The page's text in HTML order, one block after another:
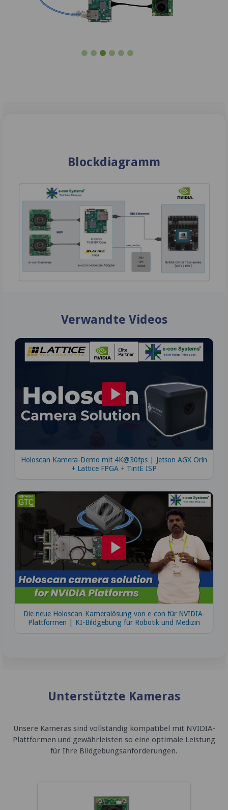
Blockdiagramm
Verwandte Videos
Holoscan Kamera-Demo mit 4K@30fps | Jetson AGX Orin
+ Lattice FPGA + TintE ISP
Die neue Holoscan-Kameralösung von e-con für NVIDIA-
Plattformen | KI-Bildgebung für Robotik und Medizin
Unterstützte Kameras
Unsere Kameras sind vollständig kompatibel mit NVIDIA-
Plattformen und gewährleisten so eine optimale Leistung
für Ihre Bildgebungsanforderungen.